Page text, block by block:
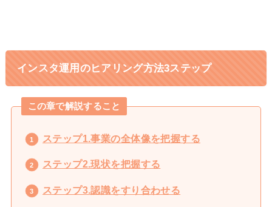
インスタ運用のヒアリング方法3ステップ
この章で解説すること
ステップ1.事業の全体像を把握する
ステップ2.現状を把握する
ステップ3.認識をすり合わせる